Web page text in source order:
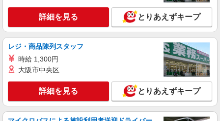
+゜・。○。・゜+゜ 入社祝い金10万円支給(規定
有) お友達を紹介頂くと, インセンティブ支給(規定
有) ★月2回払い・週払い可能（規程有）★ ゜・。
○。・゜+゜・。○。・゜+゜
愛知県名古屋市港区の家電量販店
詳細を見る
詳細を見る とりあえずキープ
レジ・商品陳列スタッフ
時給 1,300円
大阪市中央区
詳細を見る とりあえずキープ